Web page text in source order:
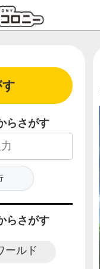
らさがす
らさがす
ールド